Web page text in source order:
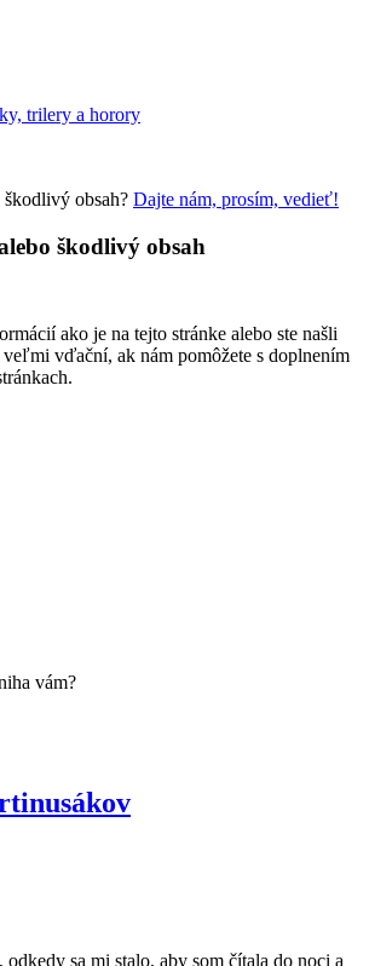
trilery a horory
obsah? Dajte nám, prosím, vedieť!
škodlivý obsah
ako je na tejto stránke alebo ste našli
vďační, ak nám pomôžete s doplnením
vám?
odkedy sa mi stalo, aby som čítala do noci a